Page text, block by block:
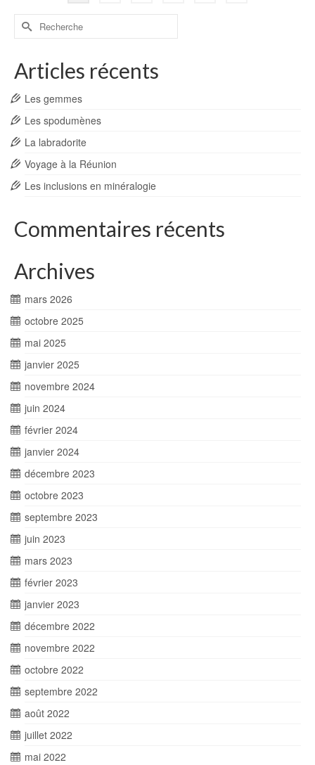
Rechercher :
Articles récents
Les gemmes
Les spodumènes
La labradorite
Voyage à la Réunion
Les inclusions en minéralogie
Commentaires récents
Archives
mars 2026
octobre 2025
mai 2025
janvier 2025
novembre 2024
juin 2024
février 2024
janvier 2024
décembre 2023
octobre 2023
septembre 2023
juin 2023
mars 2023
février 2023
janvier 2023
décembre 2022
novembre 2022
octobre 2022
septembre 2022
août 2022
juillet 2022
mai 2022